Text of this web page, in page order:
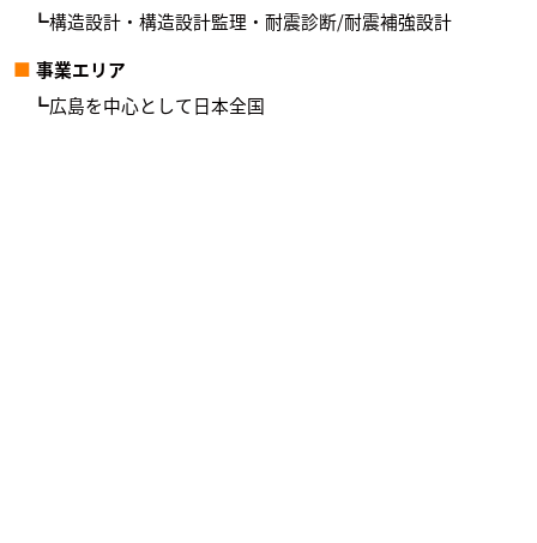
構造設計・構造設計監理・耐震診断/耐震補強設計
事業エリア
広島を中心として日本全国